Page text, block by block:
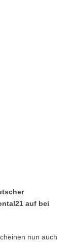
auf bei
nun auch